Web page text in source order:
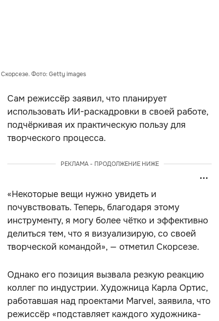
Фото: Getty images
Сам режиссёр заявил, что планирует
использовать ИИ-раскадровки в своей работе,
подчёркивая их практическую пользу для
творческого процесса.
РЕКЛАМА - ПРОДОЛЖЕНИЕ НИЖЕ
«Некоторые вещи нужно увидеть и
почувствовать. Теперь, благодаря этому
инструменту, я могу более чётко и эффективно
делиться тем, что я визуализирую, со своей
творческой командой», — отметил Скорсезе.
Однако его позиция вызвала резкую реакцию
коллег по индустрии. Художница Карла Ортис,
работавшая над проектами Marvel, заявила, что
режиссёр «подставляет каждого художника-